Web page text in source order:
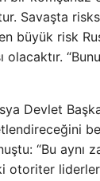
Savaşta
büyük risk
Devlet
“Bu aynı
otoriter